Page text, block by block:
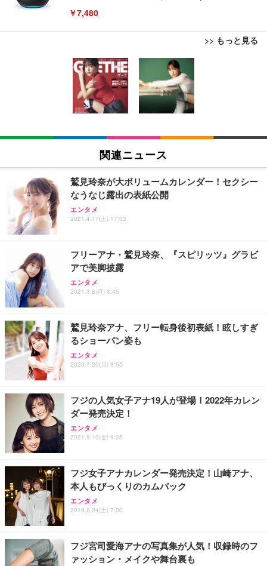
￥7,480
>> もっと見る
[EdoErgo] オフィスチェア 椅子 テレワーク 疲れな
い 跳ね上げ式アームレスト コンパクト 約105度ロッ
キング pc 事務椅子 360度回転 座面昇降 強化ナイロ
ン樹脂ベース 通気性メッシュ 在宅ワーク H-WY01
(黒網+黒枠+黒足)
￥5,699
SIHOO B100 オフィスチェア／デスクチェア メッシ
ュチェア 人間工学 疲れない ブラック
￥27,999
Sezlife オフィスチェア デスクチェア 疲れない テレ
ワーク チェア 強化バックレスト 30度ロッキング機
能 人間工学 椅子 腰サポート 90度跳ね上げ式アーム
務用 おしゃれ パソコンチェア (ブラック)
Sezlife オフィスチェア デスクチェア 疲れない テレ
ワーク チェア 強化バックレスト 30度ロッキング機
能 人間工学 椅子 腰サポート 90度跳ね上げ式アーム
務用 おしゃれ パソコンチェア (ホワイト)
ANDWINT オフィスチェア デスクチェア 肘なし メ
ッシュ 通気性 ランバーサポート付き 腰サポート ガ
ス圧無段階昇降 360度回転 キャスター付き コンパク
EIZO ビジネス向けプレミアムモニター | FlexScan
EV3240X-WT | 31.5型4K UHD・USB Type-C・ホワ
イト
￥105,595
EIZO ビジネス向けプレミアムモニター | FlexScan
￥109,572
【純正品】27"ゲーミングモニター DualSense 充電
フック付き（CFI-ZDM1J）
【整備済み品】Dell E2724HS 27インチ 液晶モニタ
ー フルHD（1920×1080）VA 非光沢 HDMI/DisplayP
ort/VGA スピーカー内蔵 高さ調整 スイベル VESA対
【MiniLED/24.5inch/280Hz/FHD】GRAPHT THE S
HOOTER Gaming Monitor 24” Essential ゲーミン
グモニター QD 24.5インチ 1ms FHD 量子ドット 残
Amazonベーシック ペットシーツ 薄型 レギュラー 1
回使い捨て 無香料 ホワイト 300枚
￥3,373
Amazonベーシック ペットシーツ 厚型 ワイド 42枚
x2袋(84枚) ホワイト(吸収面:ライトブルー)
￥3,234
ネオ・ルーライフ ネオ・オムツ L 中型犬用 26枚入
り 単品
Smart Basic(スマートベーシック) 【Amazon.co.jp
限定】 Smart Basic アイリスオーヤマ ペットシーツ
超厚型 お徳用 ワイド 100枚入 (x 1) (ケース販売)
アイリスオーヤマ ペットシーツ 超厚型 お徳用 レギ
ュラー 200枚入【Amazon.co.jp限定】
関連ニュース
鷲見玲奈が大ボリュームカレンダー！セクシー
なうなじ露出の表紙公開
エンタメ
2021.4.17(土) 17:03
フリーアナ・鷲見玲奈、『スピリッツ』グラビ
アで美脚披露
エンタメ
2021.3.8(月) 8:45
鷲見玲奈アナ、フリー転身後初表紙！眩しすぎ
るショーパン姿も
エンタメ
2020.7.20(月) 9:55
フジの人気女子アナ19人が登場！2022年カレン
ダー発売決定！
エンタメ
2021.9.10(金) 9:25
フジ女子アナカレンダー発売決定！山崎アナ、
本人もびっくりのカムバック
エンタメ
2019.8.24(土) 7:00
フジ宮司愛海アナの写真集が人気！収録時のフ
ァッション・メイクや舞台裏も